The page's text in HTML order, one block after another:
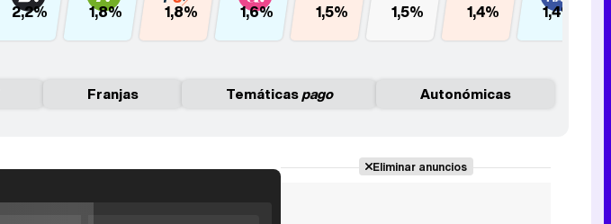
2,2% 1,8% 1,8% 1,6% 1,5% 1,5% 1,4% 1,4%
Franjas Temáticaspago Autonómicas
Eliminar anuncios